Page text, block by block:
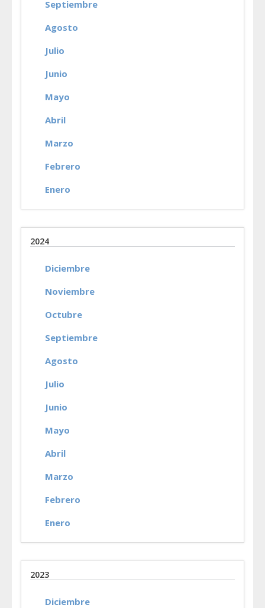
Septiembre
Agosto
Julio
Junio
Mayo
Abril
Marzo
Febrero
Enero
2024
Diciembre
Noviembre
Octubre
Septiembre
Agosto
Julio
Junio
Mayo
Abril
Marzo
Febrero
Enero
2023
Diciembre